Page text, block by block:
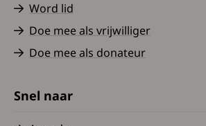
Word lid
Doe mee als vrijwilliger
Doe mee als donateur
Snel naar